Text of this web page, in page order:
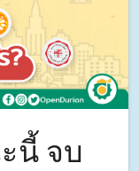
นี้ จบ